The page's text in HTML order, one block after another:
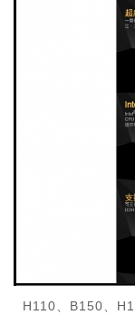
H110、B150、